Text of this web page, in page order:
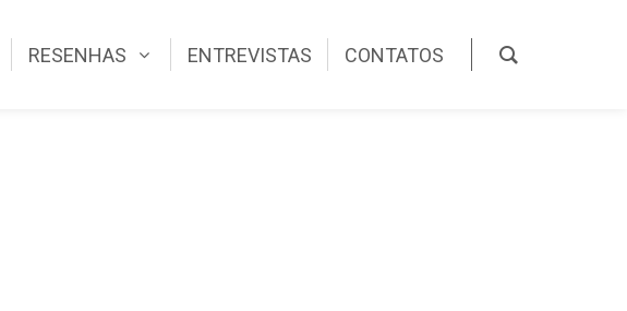
RESENHAS ENTREVISTAS CONTATOS